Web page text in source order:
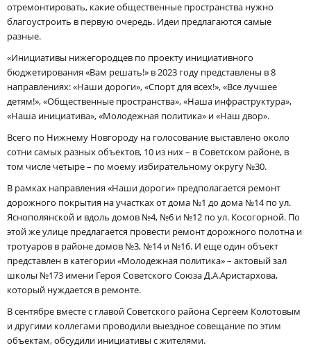
отремонтировать, какие общественные пространства нужно
благоустроить в первую очередь. Идеи предлагаются самые
разные.
«Инициативы нижегородцев по проекту инициативного
бюджетирования «Вам решать!» в 2023 году представлены в 8
направлениях: «Наши дороги», «Спорт для всех!», «Все лучшее
детям!», «Общественные пространства», «Наша инфраструктура»,
«Наша инициатива», «Молодежная политика» и «Наш двор».
Всего по Нижнему Новгороду на голосование выставлено около
сотни самых разных объектов, 10 из них – в Советском районе, в
том числе четыре – по моему избирательному округу №30.
В рамках направления «Наши дороги» предполагается ремонт
дорожного покрытия на участках от дома №1 до дома №14 по ул.
Яснополянской и вдоль домов №4, №6 и №12 по ул. Косогорной. По
этой же улице предлагается провести ремонт дорожного полотна и
тротуаров в районе домов №3, №14 и №16. И еще один объект
представлен в категории «Молодежная политика» – актовый зал
школы №173 имени Героя Советского Союза Д.А.Аристархова,
который нуждается в ремонте.
В сентябре вместе с главой Советского района Сергеем Колотовым
и другими коллегами проводили выездное совещание по этим
объектам, обсудили инициативы с жителями.